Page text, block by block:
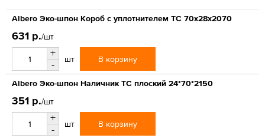
Albero Эко-шпон Короб с уплотнителем ТС 70х28х2070
631 р./шт
+
-
шт В корзину
Albero Эко-шпон Наличник ТС плоский 24*70*2150
351 р./шт
+
-
шт В корзину